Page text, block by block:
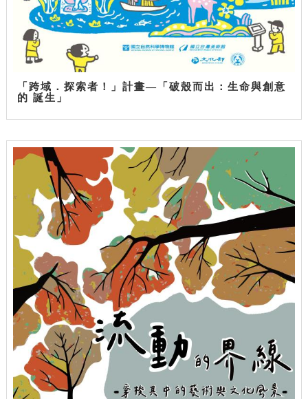
「跨域．探索者！」計畫—「破殼而出：生命與創意
的 誕生」